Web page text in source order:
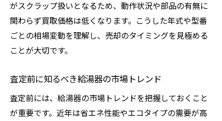
がスクラップ扱いとなるため、動作状況や部品の有無に
関わらず買取価格は低くなります。こうした年式や型番
ごとの相場変動を理解し、売却のタイミングを見極める
ことが大切です。
査定前に知るべき給湯器の市場トレンド
査定前には、給湯器の市場トレンドを把握しておくこと
が重要です。近年は省エネ性能やエコタイプの需要が高